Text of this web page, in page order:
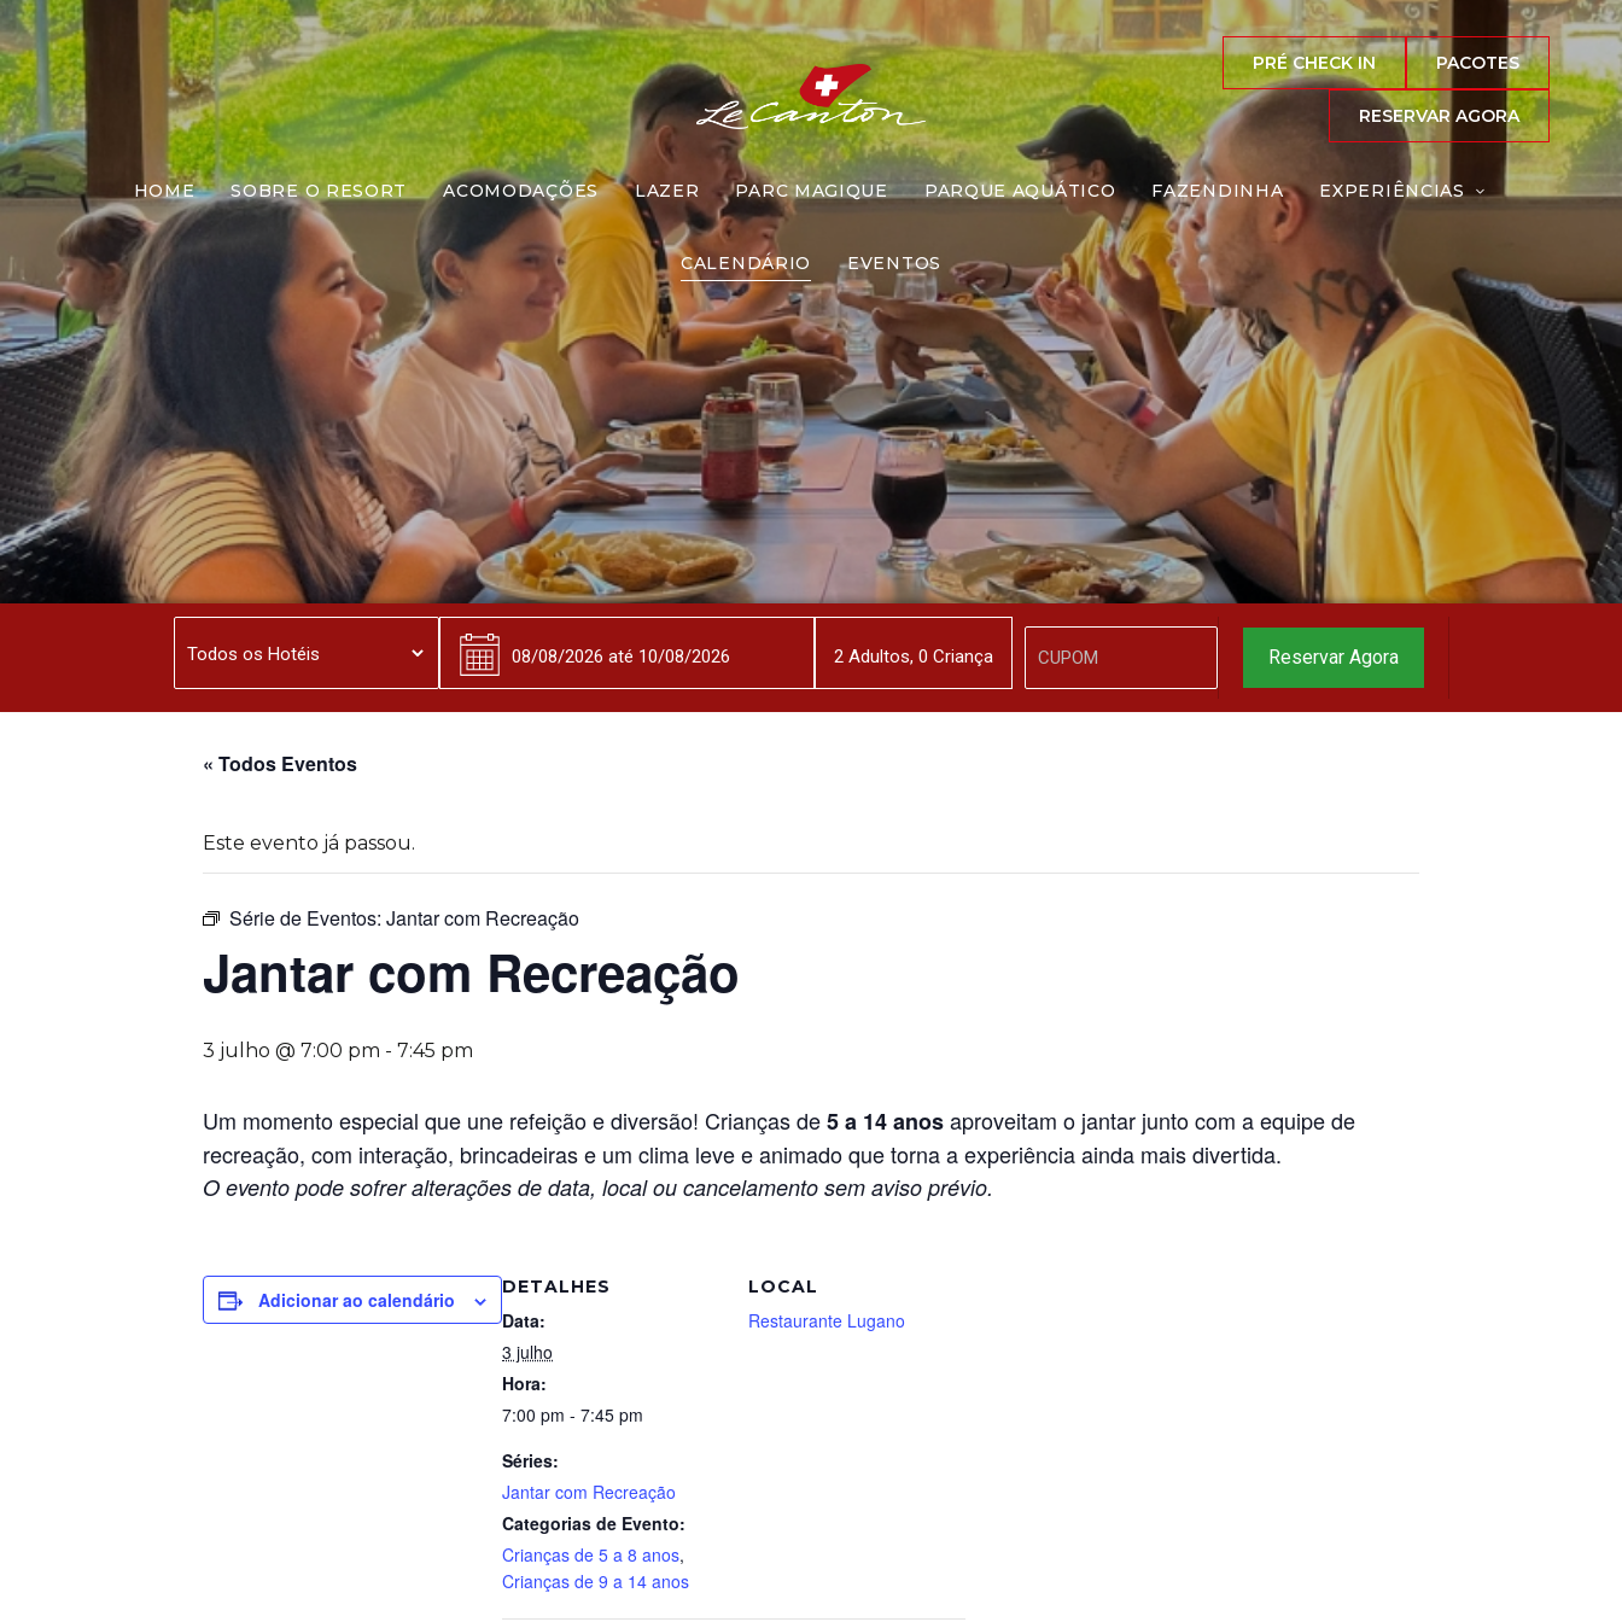
PRÉ CHECK IN PACOTES
RESERVAR AGORA
HOME SOBRE O RESORT ACOMODAÇÕES LAZER PARC MAGIQUE PARQUE AQUÁTICO FAZENDINHA EXPERIÊNCIAS
CALENDÁRIO EVENTOS
Jantar com Recreação
« Todos Eventos
Este evento já passou.
Série de Eventos: Jantar com Recreação
Jantar com Recreação
3 julho @ 7:00 pm - 7:45 pm
Um momento especial que une refeição e diversão! Crianças de5 a 14 anosaproveitam o jantar junto com a equipe de
recreação, com interação, brincadeiras e um clima leve e animado que torna a experiência ainda mais divertida.
O evento pode sofrer alterações de data, local ou cancelamento sem aviso prévio.
Adicionar ao calendário
DETALHES
Data:
3 julho
Hora:
7:00 pm - 7:45 pm
Séries:
Jantar com Recreação
Categorias de Evento:
Crianças de 5 a 8 anos,
Crianças de 9 a 14 anos
LOCAL
Restaurante Lugano
2Adultos, 0 Criança
Reserve agora, com
o melhor preço
garantido
▼
Reservar Agora